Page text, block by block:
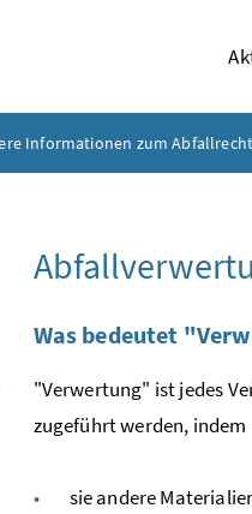
Informationen zum Abfallrecht
Was bedeutet
"Verwertung" ist jedes
zugeführt werden, indem
sie andere